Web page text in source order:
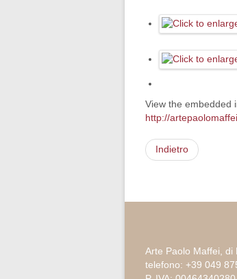
View the embedded
http://
Indietro
Arte Paolo Maffei, di
telefono: +39 049